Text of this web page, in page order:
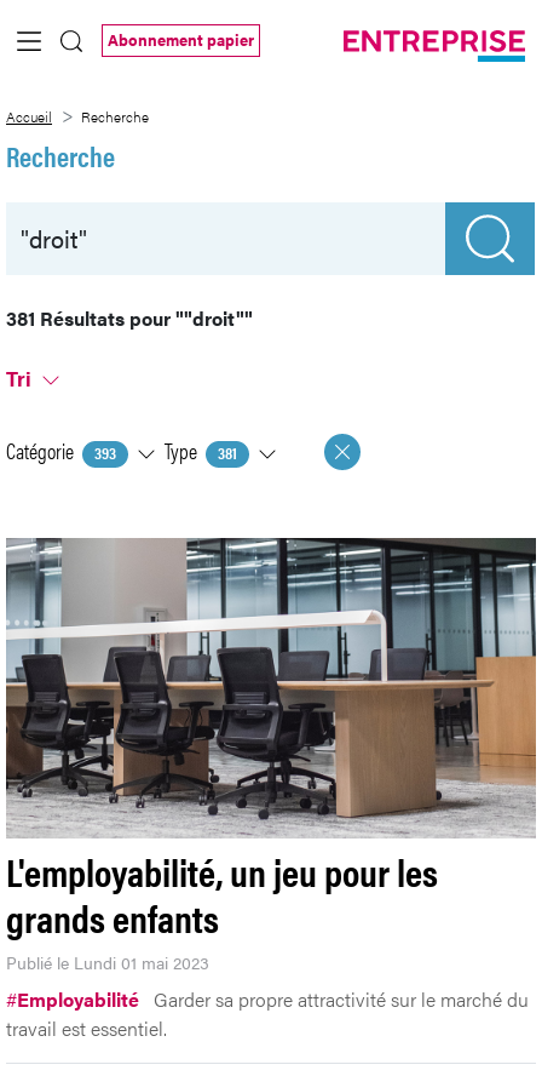
Saut au contenu principal
Abonnement papier
Accueil Recherche
Recherche
381 Résultats pour""droit""
Tri
Catégorie 393 Type 381
L'employabilité, un jeu pour les
grands enfants
Publié le Lundi 01 mai 2023
#Employabilité Garder sa propre attractivité sur le marché du
travail est essentiel.